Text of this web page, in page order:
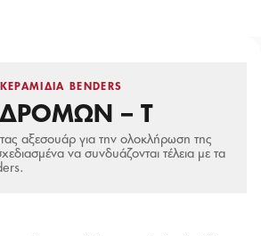
BENDERS
ΔΡΟΜΩΝ – Τ
αξεσουάρ για την ολοκλήρωση της
να συνδυάζονται τέλεια με τα